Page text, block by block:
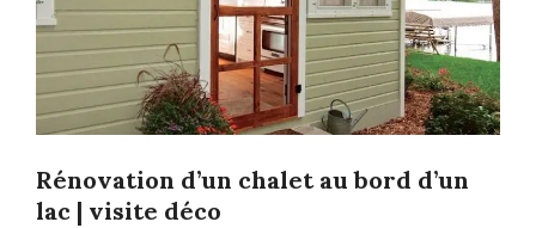
Rénovation d’un chalet au bord d’un
lac | visite déco